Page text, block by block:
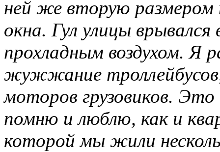
ней же вторую размером
окна. Гул улицы
прохладным воздухом. Я
жужжание
моторов грузовиков.
помню и люблю, как и
которой мы жили